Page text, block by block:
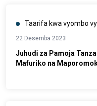
Taarifa kwa vyombo
22 Desemba 2023
Juhudi za Pamoja
Mafuriko na